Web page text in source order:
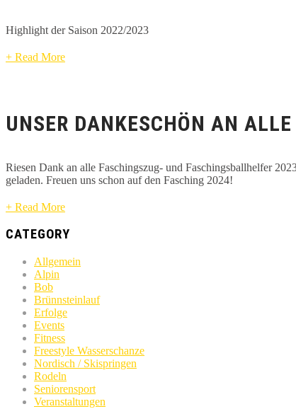
Highlight der Saison 2022/2023
+ Read More
UNSER DANKESCHÖN AN
Riesen Dank an alle Faschingszug- und Faschingsballhelfer
geladen. Freuen uns schon auf den Fasching 2024!
+ Read More
CATEGORY
Allgemein
Alpin
Bob
Brünnsteinlauf
Erfolge
Events
Fitness
Freestyle Wasserschanze
Nordisch / Skispringen
Rodeln
Seniorensport
Veranstaltungen